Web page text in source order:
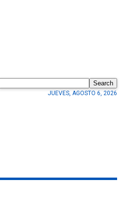
Search
JUEVES, AGOSTO 6, 2026